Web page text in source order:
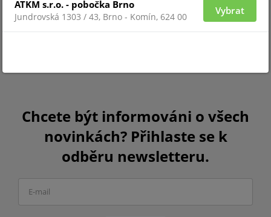
Chcete být informováni o všech
novinkách? Přihlaste se k
odběru newsletteru.
ATKM s.r.o. - pobočka Brno
Jundrovská 1303 / 43, Brno - Komín, 624 00
Vybrat